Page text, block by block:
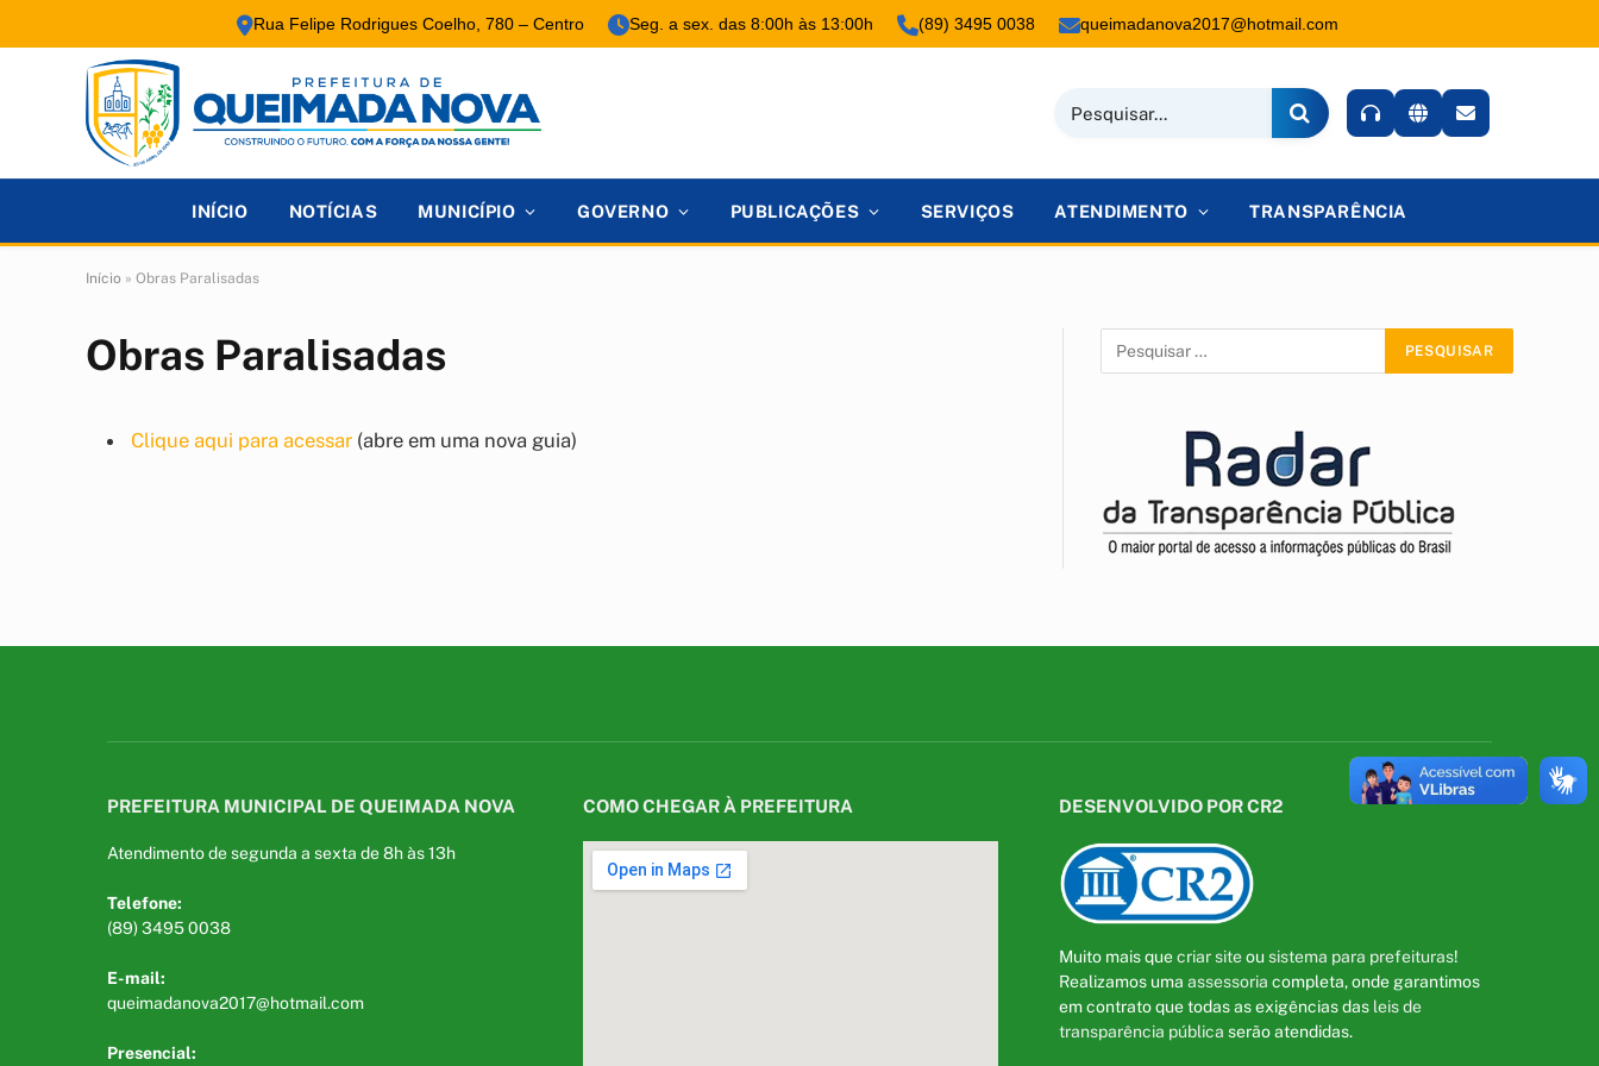
Rua Felipe Rodrigues Coelho, 780 – Centro Seg. a sex. das 8:00h às 13:00h (89) 3495 0038 queimadanova2017@hotmail.com
INÍCIO NOTÍCIAS MUNICÍPIO GOVERNO PUBLICAÇÕES SERVIÇOS ATENDIMENTO TRANSPARÊNCIA
Início » Obras Paralisadas
Obras Paralisadas
Clique aqui para acessar (abre em uma nova guia)
PREFEITURA MUNICIPAL DE QUEIMADA NOVA
Atendimento de segunda a sexta de 8h às 13h
Telefone:
(89) 3495 0038
E-mail:
queimadanova2017@hotmail.com
Presencial:
COMO CHEGAR À PREFEITURA DESENVOLVIDO POR CR2
Muito mais quecriar siteou sistema para prefeituras!
Realizamos uma assessoria completa, onde garantimos
em contrato que todas as exigências das leis de
transparência pública serão atendidas.